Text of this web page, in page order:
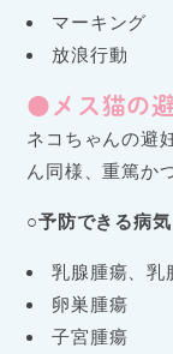
マーキング
放浪行動
●メス猫の
ネコちゃんの避
ん同様、重篤か
○予防できる病気
乳腺腫瘍、乳
卵巣腫瘍
子宮腫瘍